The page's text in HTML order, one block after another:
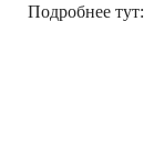
Подробнее тут: